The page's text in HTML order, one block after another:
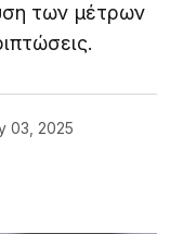
των μέτρων
03, 2025